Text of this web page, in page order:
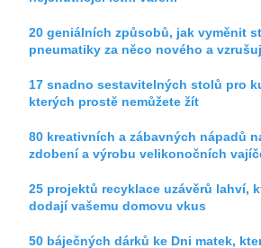
20 geniálních způsobů, jak vyměnit
pneumatiky za něco nového a
17 snadno sestavitelných stolů pro
kterých prostě nemůžete žít
80 kreativních a zábavných nápadů
zdobení a výrobu velikonočních
25 projektů recyklace uzávěrů lahví,
dodají vašemu domovu vkus
50 báječných dárků ke Dni matek,